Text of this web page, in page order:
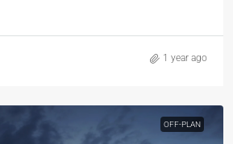
1 year ago
OFF-PLAN